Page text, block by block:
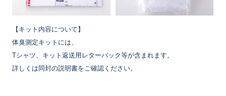
【キット内容について】
体臭測定キットには、
Tシャツ、キット返送用レターパック等が含まれます。
詳しくは同封の説明書をご確認ください。